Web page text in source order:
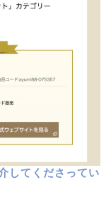
してくださってい